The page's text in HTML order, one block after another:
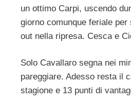
un ottimo Carpi, uscendo
giorno comunque feriale
out nella ripresa. Cesca e
Solo Cavallaro segna nei
pareggiare. Adesso resta il
stagione e 13 punti di